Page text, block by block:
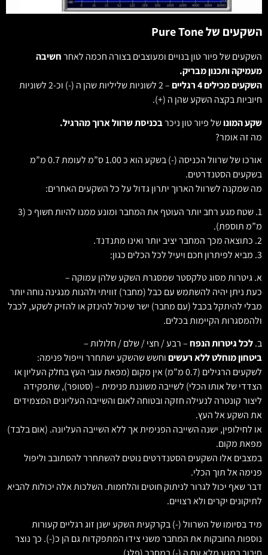
השקעים של Pure Tone
השקעים של פיור טון בנויים ומעוצבים בצורה חכמה לאחרחשיבה
מעמיקה ותכנון מבריק.
השקעים מכילים 4 רגליים
– 2 לשוניות שליליות שהן ה (-) וכ-2 לשוניות
חיוביות בקצה השקע שהן ה (+).
שקע המונושל פיור טון ניכרבכניסת שרוול ארוך מהרגיל.
מה זה אומר?
אורכו של שרוול הכניסה (-) בשקע הוא כ 1.00 ס”מ לעומת 0.7 מ”מ
בשקעים הסטנדרטים.
מה שמקנה לשרוול הארוך יתרון גדול על כל השקעים האחרים:
1. שטח מגע רחב יותר העוטף את המחבר ומונע ממנו להיות חשוף כ (3
מ”מ תוספת).
2. כתוצאה מכך המחבר יציב יותר ואינו מתנדנד.
3. מביא לפיתרון חכם ויעיל לכל הכלים כגון:
א. גיטרות מסוג טלקסטר שמסגרת השקע שלהן עמוקה –
כעת ניתן יהיה להשתמש עם כבל (מחבר) זוויתי ולהנות מנגינה נוחה יותר
מבלי להיתקל בכבל (עם מחבר) ישר שיכול להינזק או להזיק לשקע, לכבל
ולהמסגרות הקיימות בכלים.
ב.לכל גיטרות הנפח– רבע / חצי / שלם / חלולות –
ביטחון מוחלט ללא רעשיםוחשש שהשקע ישתחרר וייפול פנימה:
לשקעים הרגילים (0.7 מ”מ) אין מקום (מפאת עובי העץ בחלק העליון או
הצדדי של אותו הכלי) לשייבה משוננת פנימית – (סטופר), שתפקידה
ליצור קונטרה לנעילה חזקה ובטוחה לאום והשייבה העליונים המצמידים
את השקע אל העץ.
או לחילופין, ישנה השייבה הפנימית אך ללא השייבה העליונה. (אום בלבד)
מפאת מקום.
במצבים אלו השקעים הסטנדרטים נוטים להשתחרר להסתובב וליפול
פנימה אל תוך הכלי.
דבר שאף יכול לגרור לניתוק חוטים והלחמות. השלכות אלה יכולות להביא
לתיקונים יקרים ולא רצויים.
מיד בסיומו של השרוול (-) בקרקעית השקע ישנן זוג רגליים קעורות
נוספות החובקות את המחבר משני צידו המתפקדות גם הן כ(-). כך נוצר